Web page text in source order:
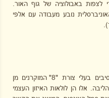
באבולוציה של גוף האור.
נובע מעבודה עם אלפי
אהניה החלה לחשוף בפני את הסיבים בעלי צורת "8" המוקרנים מן
אלו הן לולאות האיזון העצמי